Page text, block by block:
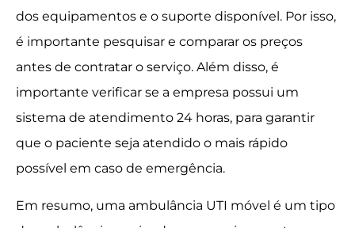
dos equipamentos e o suporte disponível. Por isso,
é importante pesquisar e comparar os preços
antes de contratar o serviço. Além disso, é
importante verificar se a empresa possui um
sistema de atendimento 24 horas, para garantir
que o paciente seja atendido o mais rápido
possível em caso de emergência.
Em resumo, uma ambulância UTI móvel é um tipo